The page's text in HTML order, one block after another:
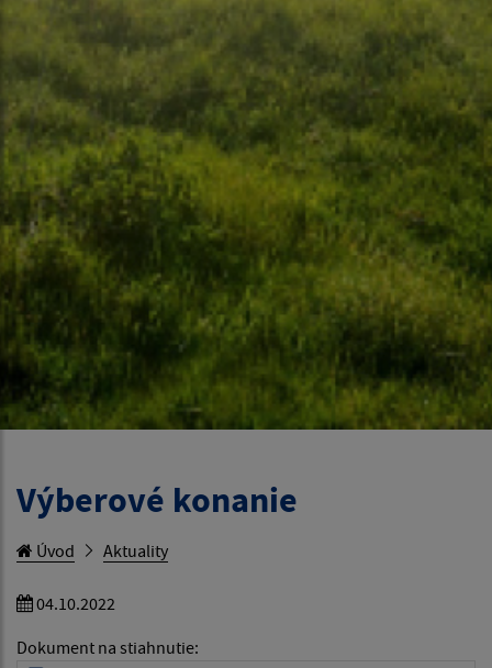
Výberové konanie
Úvod Aktuality
04.10.2022
Dokument na stiahnutie: